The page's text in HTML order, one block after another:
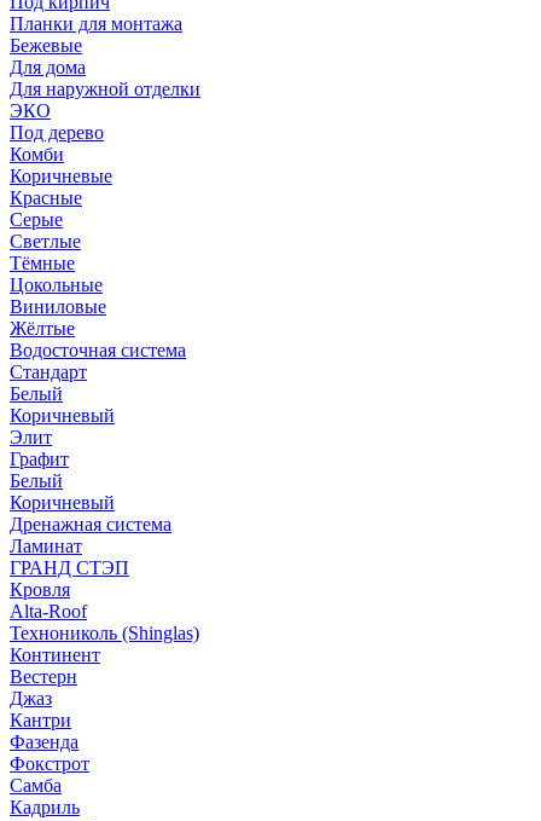
Планки для монтажа
Бежевые
Для дома
Для наружной отделки
ЭКO
Под дерево
Комби
Коричневые
Красные
Серые
Светлые
Тёмные
Цокольные
Виниловые
Жёлтые
Водосточная система
Стандарт
Белый
Коричневый
Элит
Графит
Белый
Коричневый
Дренажная система
Ламинат
ГРАНД СТЭП
Кровля
Alta-Roof
Технониколь (Shinglas)
Континент
Вестерн
Джаз
Кантри
Фазенда
Фокстрот
Самба
Кадриль